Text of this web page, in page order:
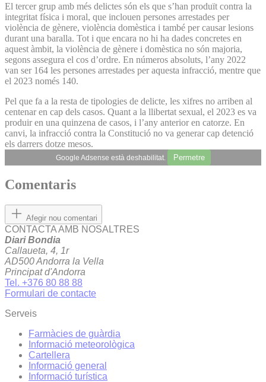
El tercer grup amb més delictes són els que s’han produït contra la
integritat física i moral, que inclouen persones arrestades per
violència de gènere, violència domèstica i també per causar lesions
durant una baralla. Tot i que encara no hi ha dades concretes en
aquest àmbit, la violència de gènere i domèstica no són majoria,
segons assegura el cos d’ordre. En números absoluts, l’any 2022
van ser 164 les persones arrestades per aquesta infracció, mentre que
el 2023 només 140.
Pel que fa a la resta de tipologies de delicte, les xifres no arriben al
centenar en cap dels casos. Quant a la llibertat sexual, el 2023 es va
produir en una quinzena de casos, i l’any anterior en catorze. En
canvi, la infracció contra la Constitució no va generar cap detenció
els darrers dotze mesos.
Google Adsense està deshabilitat. Permetre
Comentaris
Afegir nou comentari
CONTACTA AMB NOSALTRES
Diari Bondia
Callaueta, 4, 1r
AD500 Andorra la Vella
Principat d'Andorra
Tel. +376 80 88 88
Formulari de contacte
Serveis
Farmàcies de guàrdia
Informació meteorològica
Cartellera
Informació general
Informació turística